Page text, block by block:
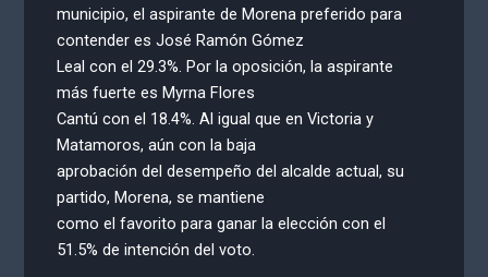
municipio, el aspirante de Morena preferido para
contender es José Ramón Gómez
Leal con el 29.3%. Por la oposición, la aspirante
más fuerte es Myrna Flores
Cantú con el 18.4%. Al igual que en Victoria y
Matamoros, aún con la baja
aprobación del desempeño del alcalde actual, su
partido, Morena, se mantiene
como el favorito para ganar la elección con el
51.5% de intención del voto.